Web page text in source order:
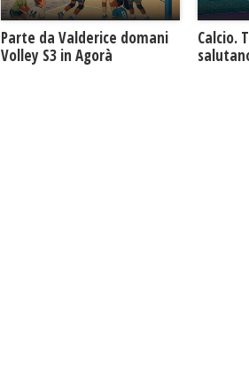
Parte da Valderice domani
Volley S3 in Agorà
Calcio.